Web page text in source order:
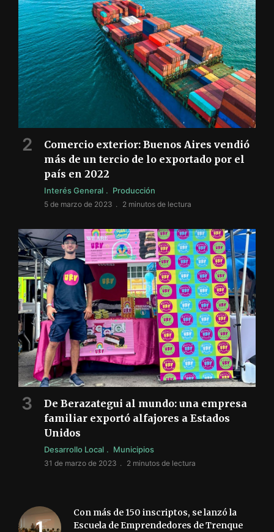
Comercio exterior: Buenos Aires vendió
más de un tercio de lo exportado por el
país en 2022
Interés General Producción
5 de marzo de 2023 2 minutos de lectura
De Berazategui al mundo: una empresa
familiar exportó alfajores a Estados
Unidos
Desarrollo Local Municipios
31 de marzo de 2023 2 minutos de lectura
Con más de 150 inscriptos, se lanzó la
Escuela de Emprendedores de Trenque